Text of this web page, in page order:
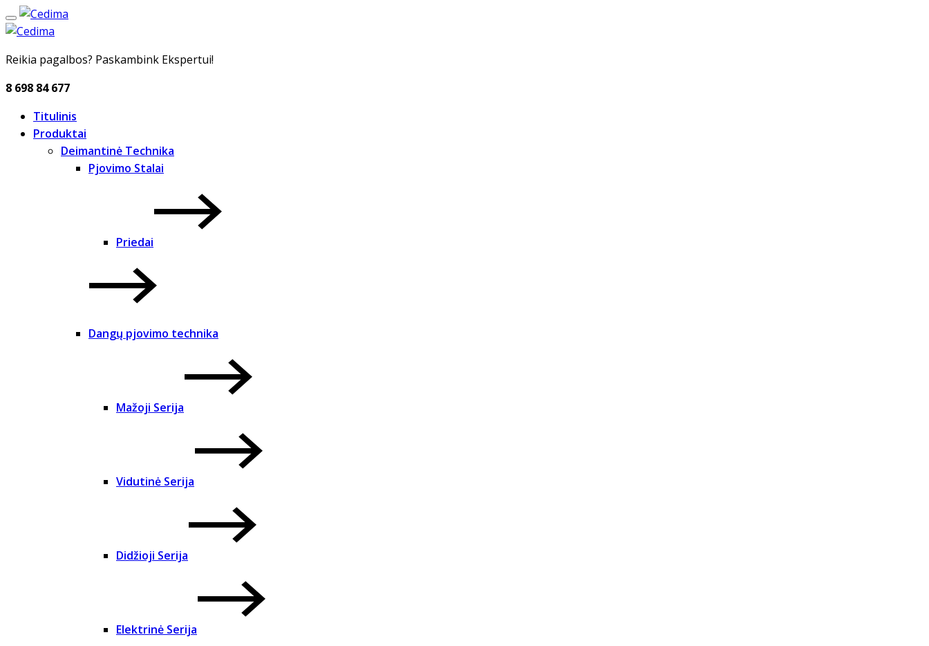
Reikia pagalbos? Paskambink Ekspertui!
8 698 84 677
Titulinis
Produktai
Deimantinė Technika
Pjovimo Stalai
Priedai
Dangų pjovimo technika
Mažoji Serija
Vidutinė Serija
Didžioji Serija
Elektrinė Serija